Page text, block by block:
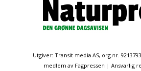
Utgiver: Transit media AS, org.nr.
medlem av Fagpressen | Ansvarlig